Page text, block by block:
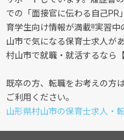
での「面接官に伝わる自己PR
育学生向け情報が満載!!実習
山市で気になる保育士求人が
村山市で就職・就活するなら
既卒の方、転職をお考えの方
ご利用ください。
山形県村山市の保育士求人・